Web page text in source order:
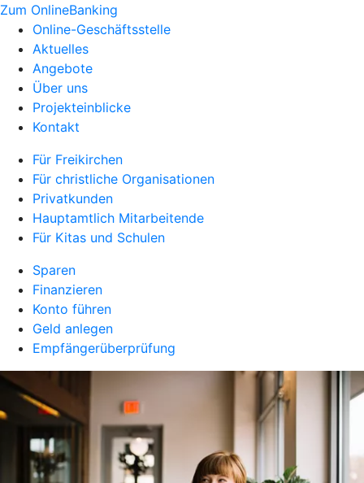
Zum OnlineBanking
Online-Geschäftsstelle
Aktuelles
Angebote
Über uns
Projekteinblicke
Kontakt
Für Freikirchen
Für christliche Organisationen
Privatkunden
Hauptamtlich Mitarbeitende
Für Kitas und Schulen
Sparen
Finanzieren
Konto führen
Geld anlegen
Empfängerüberprüfung